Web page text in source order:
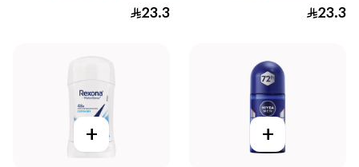
والبيضاء فريش للرجال 50مل
23.3
23.3
+
+